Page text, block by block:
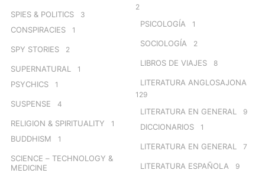
SPIES & POLITICS 3
CONSPIRACIES 1
SPY STORIES 2
SUPERNATURAL 1
PSYCHICS 1
SUSPENSE 4
RELIGION & SPIRITUALITY 1
BUDDHISM 1
SCIENCE – TECHNOLOGY &
MEDICINE
2
PSICOLOGÍA 1
SOCIOLOGÍA 2
LIBROS DE VIAJES 8
LITERATURA ANGLOSAJONA
129
LITERATURA EN GENERAL 9
DICCIONARIOS 1
LITERATURA EN GENERAL 7
LITERATURA ESPAÑOLA 9